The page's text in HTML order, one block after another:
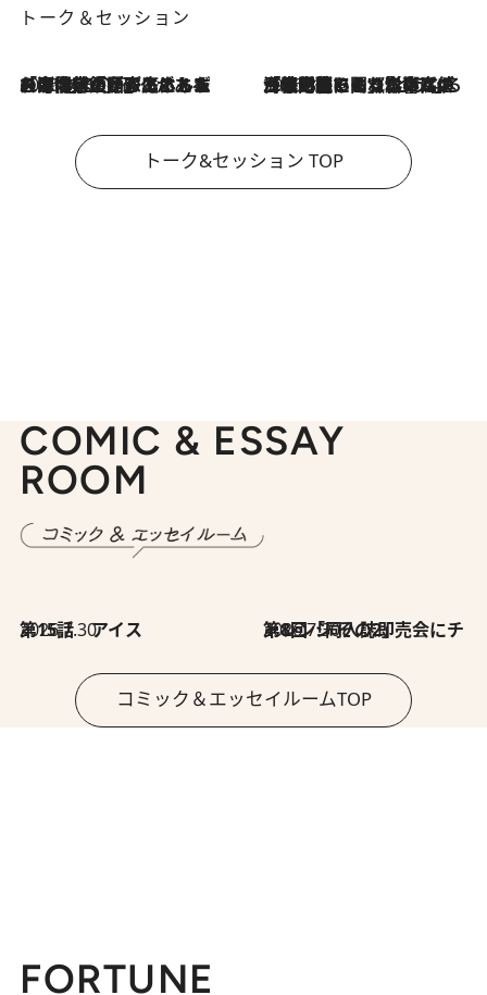
トーク＆セッション
2026.8.3
「今後値上げがあるとすれば…」「リスクがあるのは今年の冬」エネルギー専門家が語る、ホルムズ海峡封鎖が家庭にもたらす“ある心配” 2026.8.3
「住宅建てられない…」「サーチャージ料の高値が続いている」ホルムズ海峡封鎖による影響はいつまで続く？《エネルギー専門家に聞く“どうなる日本の暮らし”》
トーク&セッション TOP
COMIC & ESSAY
ROOM
2026.7.30
第15話 アイス 2026.7.30
第8回「同人誌即売会にチャレンジ その2」
コミック＆エッセイルームTOP
FORTUNE